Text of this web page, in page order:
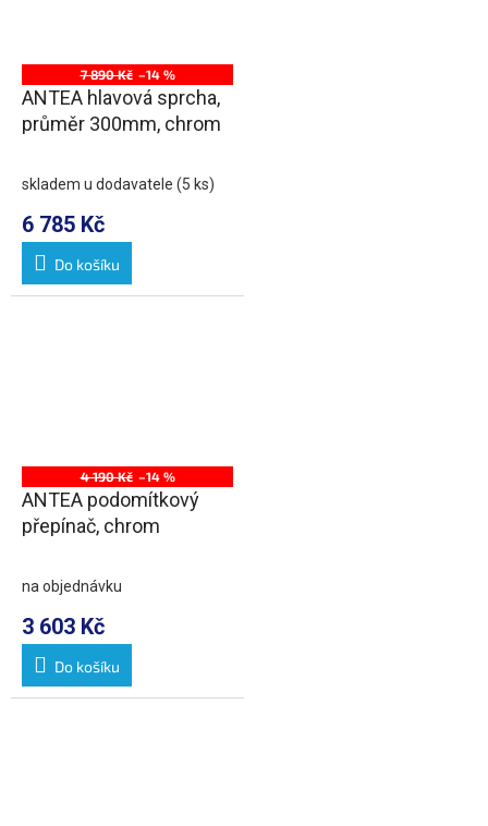
7 890 Kč –14 %
ANTEA hlavová sprcha,
průměr 300mm, chrom
skladem u dodavatele (5 ks)
6 785 Kč
Do košíku
4 190 Kč –14 %
ANTEA podomítkový
přepínač, chrom
na objednávku
3 603 Kč
Do košíku